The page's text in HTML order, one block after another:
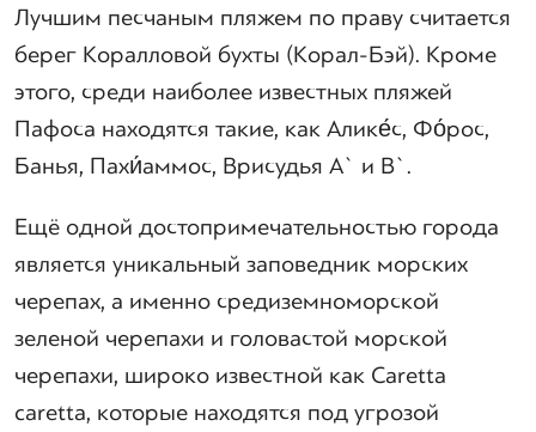
Лучшим песчаным пляжем по праву считается
берег Коралловой бухты (Корал-Бэй). Кроме
этого, среди наиболее известных пляжей
Пафоса находятся такие, как Алике́с, Фо́рос,
Банья, Пахи́аммос, Врисудья А` и В`.
Ещё одной достопримечательностью города
является уникальный заповедник морских
черепах, а именно средиземноморской
зеленой черепахи и головастой морской
черепахи, широко известной как Caretta
caretta, которые находятся под угрозой